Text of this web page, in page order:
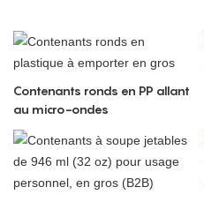
Contenants ronds en PP allant
au micro-ondes